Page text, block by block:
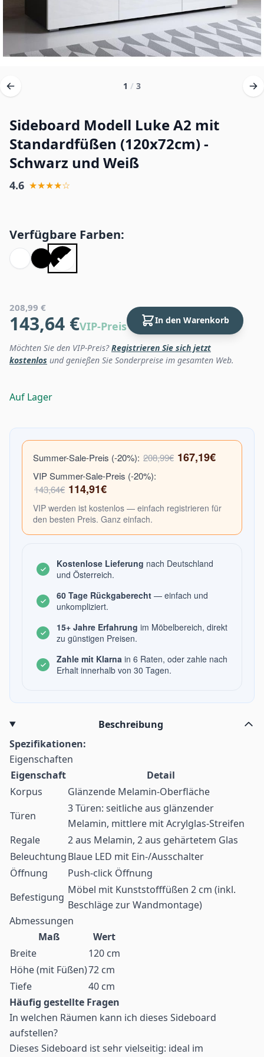
1 / 3
Sideboard Modell Luke A2 mit
Standardfüßen (120x72cm) -
Schwarz und Weiß
4.6 ★★★★☆
Verfügbare Farben:
208,99 €
143,64 €VIP-Preis In den Warenkorb
Möchten Sie den VIP-Preis?Registrieren Sie sich jetzt
kostenlos und genießen Sie Sonderpreise im gesamten Web.
Auf Lager
Summer-Sale-Preis (-20%): 208,99€ 167,19€
VIP Summer-Sale-Preis (-20%):
143,64€ 114,91€
VIP werden ist kostenlos — einfach registrieren für
den besten Preis. Ganz einfach.
Kostenlose Lieferung nach Deutschland
und Österreich.
60 Tage Rückgaberecht — einfach und
unkompliziert.
15+ Jahre Erfahrung im Möbelbereich, direkt
zu günstigen Preisen.
Zahle mit Klarna in 6 Raten, oder zahle nach
Erhalt innerhalb von 30 Tagen.
Beschreibung
Spezifikationen:
Eigenschaften
Eigenschaft
Detail
Korpus
Glänzende Melamin-Oberfläche
Türen
3 Türen: seitliche aus glänzender
Melamin, mittlere mit Acrylglas-Streifen
Regale
2 aus Melamin, 2 aus gehärtetem Glas
BeleuchtungBlaue LED mit Ein-/Ausschalter
Öffnung
Push-click Öffnung
Befestigung
Möbel mit Kunststofffüßen 2 cm (inkl.
Beschläge zur Wandmontage)
Abmessungen
Maß
Wert
Breite
120 cm
Höhe (mit Füßen)72 cm
Tiefe
40 cm
Häufig gestellte Fragen
In welchen Räumen kann ich dieses Sideboard
aufstellen?
Dieses Sideboard ist sehr vielseitig: ideal im